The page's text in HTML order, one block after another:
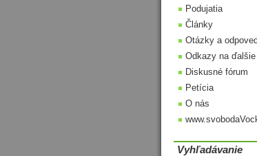
Podujatia
Články
Otázky a
Odkazy na
Diskusné fórum
Petícia
O nás
Vyhľadávanie